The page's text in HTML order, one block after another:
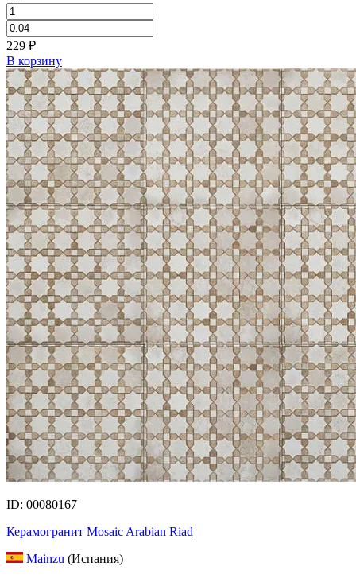
229 ₽
В корзину
ID: 00080167
Керамогранит Mosaic Arabian Riad
Mainzu (Испания)